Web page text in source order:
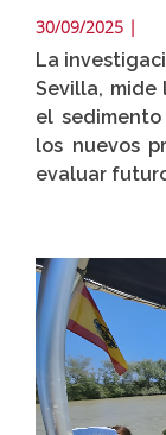
30/09/2025 |
La
Sevilla, mide
el
los nuevos
evaluar